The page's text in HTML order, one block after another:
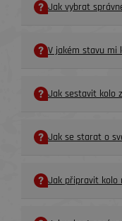
Jak vybrat
V jakém stavu mi
Jak sestavit kolo
Jak se starat o
Jak připravit kolo